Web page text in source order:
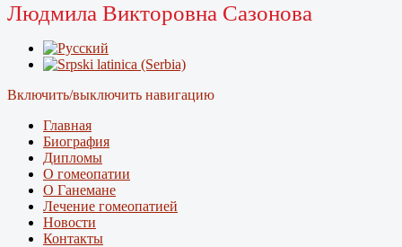
Людмила Викторовна Сазонова
Включить/выключить навигацию
Главная
Биография
Дипломы
О гомеопатии
О Ганемане
Лечение гомеопатией
Новости
Контакты